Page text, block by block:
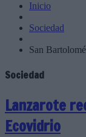
Inicio
Sociedad
San
Sociedad
Lanzarote
Ecovidrio